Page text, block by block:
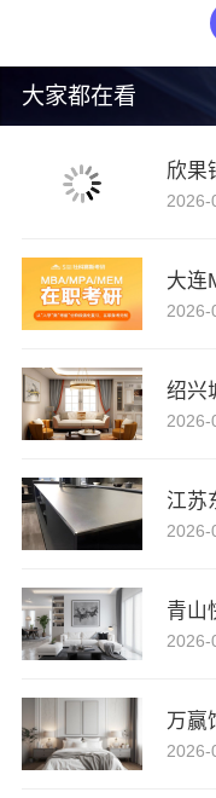
大家都在看
欣果
2026-
大连
2026-
绍兴
2026-
江苏
2026-
青山
2026-
万赢
2026-